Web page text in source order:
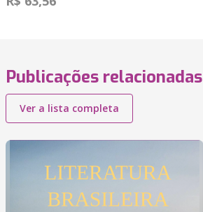
Publicações relacionadas
Ver a lista completa